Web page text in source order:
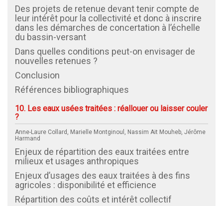
Des projets de retenue devant tenir compte de
leur intérêt pour la collectivité et donc à inscrire
dans les démarches de concertation à l’échelle
du bassin-versant
Dans quelles conditions peut-on envisager de
nouvelles retenues ?
Conclusion
Références bibliographiques
10. Les eaux usées traitées : réallouer ou laisser couler
?
Anne-Laure Collard, Marielle Montginoul, Nassim Ait Mouheb, Jérôme
Harmand
Enjeux de répartition des eaux traitées entre
milieux et usages anthropiques
Enjeux d’usages des eaux traitées à des fins
agricoles : disponibilité et efficience
Répartition des coûts et intérêt collectif